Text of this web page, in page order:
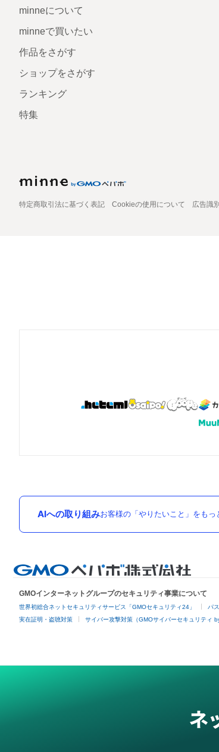
minneについて
minneで買いたい
作品をさがす
ショップをさがす
ランキング
特集
特定商取引法に基づく表記 Cookieの使用について 広告識
AIへの取り組みお客様の「やりたいこと」をも
GMOインターネットグループのセキュリティ事業について
世界初総合ネットセキュリティサービス「GMOセキュリティ24」 パ
実在証明・盗聴対策 サイバー攻撃対策（GMOサイバーセキュリティ